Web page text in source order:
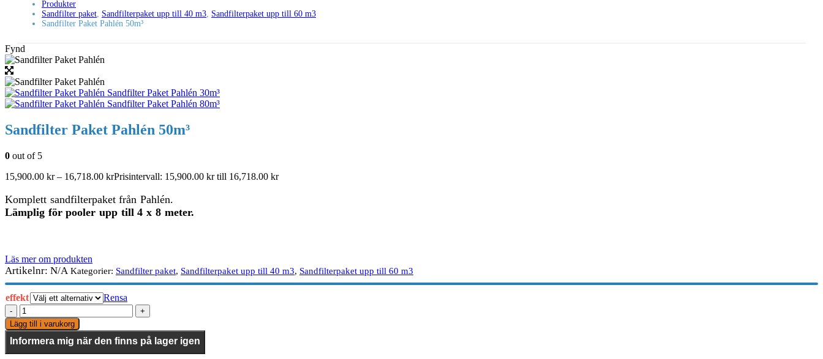
Produkter
Sandfilter paket, Sandfilterpaket upp till 40 m3, Sandfilterpaket upp till 60 m3
Sandfilter Paket Pahlén 50m³
Fynd
Sandfilter Paket Pahlén 30m³
Sandfilter Paket Pahlén 80m³
Sandfilter Paket Pahlén 50m³
0 out of 5
15,900.00 kr – 16,718.00 krPrisintervall: 15,900.00 kr till 16,718.00 kr
Komplett sandfilterpaket från Pahlén.
Lämplig för pooler upp till 4 x 8 meter.
Läs mer om produkten
Artikelnr: N/A Kategorier: Sandfilter paket, Sandfilterpaket upp till 40 m3, Sandfilterpaket upp till 60 m3
effekt Rensa
-
+
Lägg till i varukorg
Informera mig när den finns på lager igen